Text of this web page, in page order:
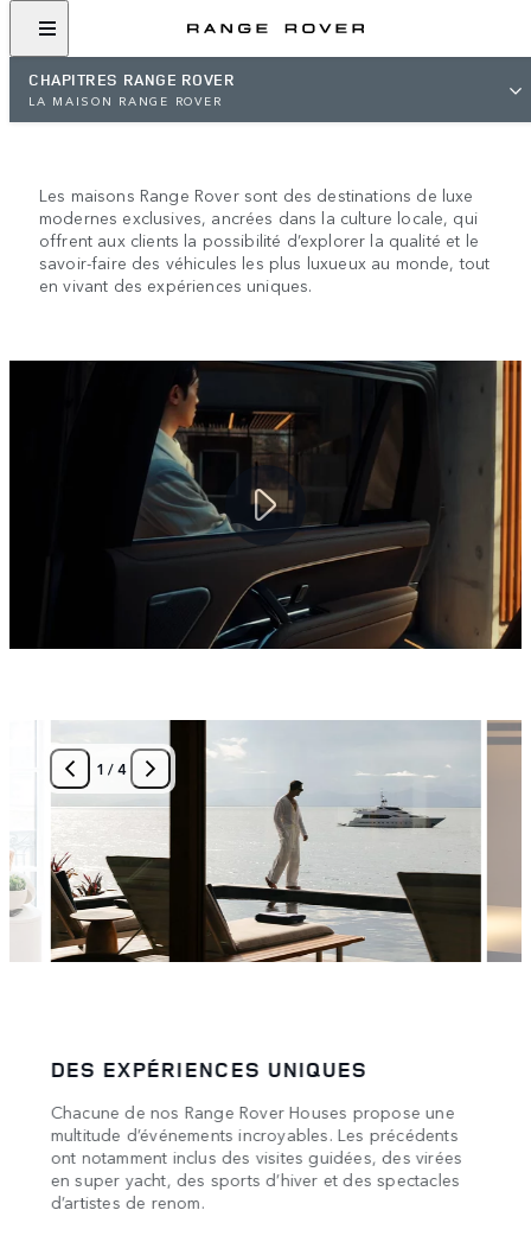
CHAPITRES RANGE ROVER
LA MAISON RANGE ROVER
LA MAISON RANGE ROVER
Les maisons Range Rover sont des destinations de luxe
modernes exclusives, ancrées dans la culture locale, qui
offrent aux clients la possibilité d’explorer la qualité et le
savoir-faire des véhicules les plus luxueux au monde, tout
en vivant des expériences uniques.
DES EXPÉRIENCES UNIQUES
Chacune de nos Range Rover Houses propose une
multitude d’événements incroyables. Les précédents
ont notamment inclus des visites guidées, des virées
en super yacht, des sports d’hiver et des spectacles
d’artistes de renom.
1 /4